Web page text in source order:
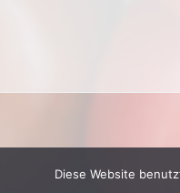
Diese Website